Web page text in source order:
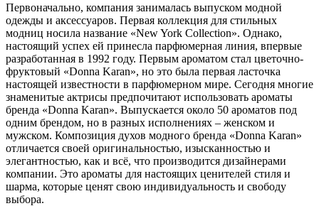
Первоначально, компания занималась выпуском модной
одежды и аксессуаров. Первая коллекция для стильных
модниц носила название «New York Collection». Однако,
настоящий успех ей принесла парфюмерная линия, впервые
разработанная в 1992 году. Первым ароматом стал цветочно-
фруктовый «Donna Karan», но это была первая ласточка
настоящей известности в парфюмерном мире. Сегодня многие
знаменитые актрисы предпочитают использовать ароматы
бренда «Donna Karan». Выпускается около 50 ароматов под
одним брендом, но в разных исполнениях – женском и
мужском. Композиция духов модного бренда «Donna Karan»
отличается своей оригинальностью, изысканностью и
элегантностью, как и всё, что производится дизайнерами
компании. Это ароматы для настоящих ценителей стиля и
шарма, которые ценят свою индивидуальность и свободу
выбора.